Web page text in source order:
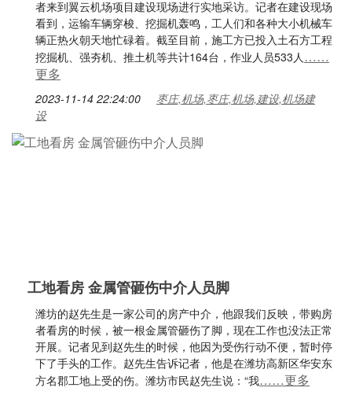
者来到翼云机场项目建设现场进行实地采访。记者在建设现场
看到，运输车辆穿梭、挖掘机轰鸣，工人们和各种大小机械车
辆正热火朝天地忙碌着。截至目前，施工方已投入土石方工程
挖掘机、强夯机、推土机等共计164台，作业人员533人……
更多
2023-11-14 22:24:00
枣庄,机场,枣庄,机场,建设,机场建
设
工地看房 金属管砸伤中介人员脚
潍坊的赵先生是一家公司的房产中介，他跟我们反映，带购房
者看房的时候，被一根金属管砸伤了脚，现在工作也没法正常
开展。记者见到赵先生的时候，他因为受伤行动不便，暂时停
下了手头的工作。赵先生告诉记者，他是在潍坊高新区华安东
方名郡工地上受的伤。潍坊市民赵先生说：“我……更多